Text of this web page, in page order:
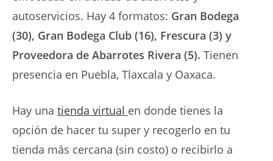
autoservicios. Hay 4 formatos: Gran Bodega
(30), Gran Bodega Club (16), Frescura (3) y
Proveedora de Abarrotes Rivera (5). Tienen
presencia en Puebla, Tlaxcala y Oaxaca.
Hay una tienda virtual en donde tienes la
opción de hacer tu super y recogerlo en tu
tienda más cercana (sin costo) o recibirlo a